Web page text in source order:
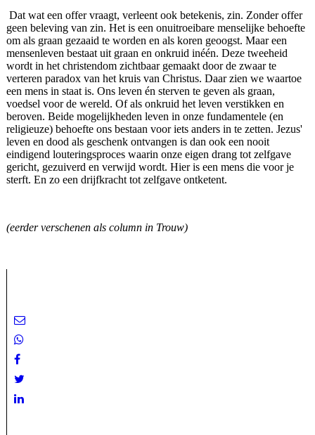
Dat wat een offer vraagt, verleent ook betekenis, zin. Zonder offer
geen beleving van zin. Het is een onuitroeibare menselijke behoefte
om als graan gezaaid te worden en als koren geoogst. Maar een
mensenleven bestaat uit graan en onkruid inéén. Deze tweeheid
wordt in het christendom zichtbaar gemaakt door de zwaar te
verteren paradox van het kruis van Christus. Daar zien we waartoe
een mens in staat is. Ons leven én sterven te geven als graan,
voedsel voor de wereld. Of als onkruid het leven verstikken en
beroven. Beide mogelijkheden leven in onze fundamentele (en
religieuze) behoefte ons bestaan voor iets anders in te zetten. Jezus'
leven en dood als geschenk ontvangen is dan ook een nooit
eindigend louteringsproces waarin onze eigen drang tot zelfgave
gericht, gezuiverd en verwijd wordt. Hier is een mens die voor je
sterft. En zo een drijfkracht tot zelfgave ontketent.
(eerder verschenen als column in Trouw)